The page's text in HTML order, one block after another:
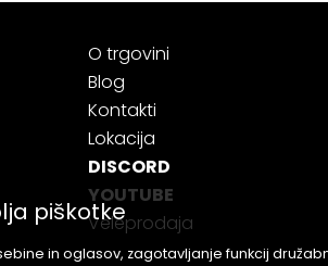
O trgovini
Blog
Kontakti
Lokacija
DISCORD
YOUTUBE
Veleprodaja
piškotke
in oglasov, zagotavljanje funkcij